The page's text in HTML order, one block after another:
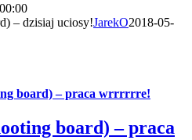
– dzisiaj uciosy!JarekO2018-05-
board) – praca wrrrrrre!
board) – praca